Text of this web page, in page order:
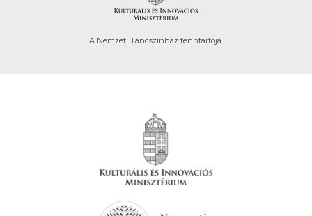
A Nemzeti Táncszínház fenntartója.